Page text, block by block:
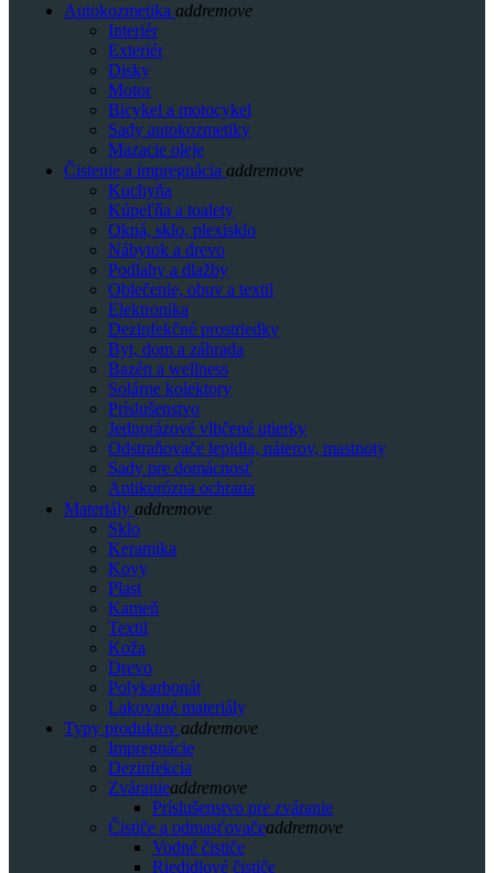
Autokozmetika addremove
Interiér
Exteriér
Disky
Motor
Bicykel a motocykel
Sady autokozmetiky
Mazacie oleje
Čistenie a impregnácia addremove
Kuchyňa
Kúpeľňa a toalety
Okná, sklo, plexisklo
Nábytok a drevo
Podlahy a dlažby
Oblečenie, obuv a textil
Elektronika
Dezinfekčné prostriedky
Byt, dom a záhrada
Bazén a wellness
Solárne kolektory
Príslušenstvo
Jednorázové vlhčené utierky
Odstraňovače lepidla, náterov, mastnoty
Sady pre domácnosť
Antikorózna ochrana
Materiály addremove
Sklo
Keramika
Kovy
Plast
Kameň
Textil
Koža
Drevo
Polykarbonát
Lakované materiály
Typy produktov addremove
Impregnácie
Dezinfekcia
Zváranieaddremove
Príslušenstvo pre zváranie
Čističe a odmasťovačeaddremove
Vodné čističe
Riedidlové čističe